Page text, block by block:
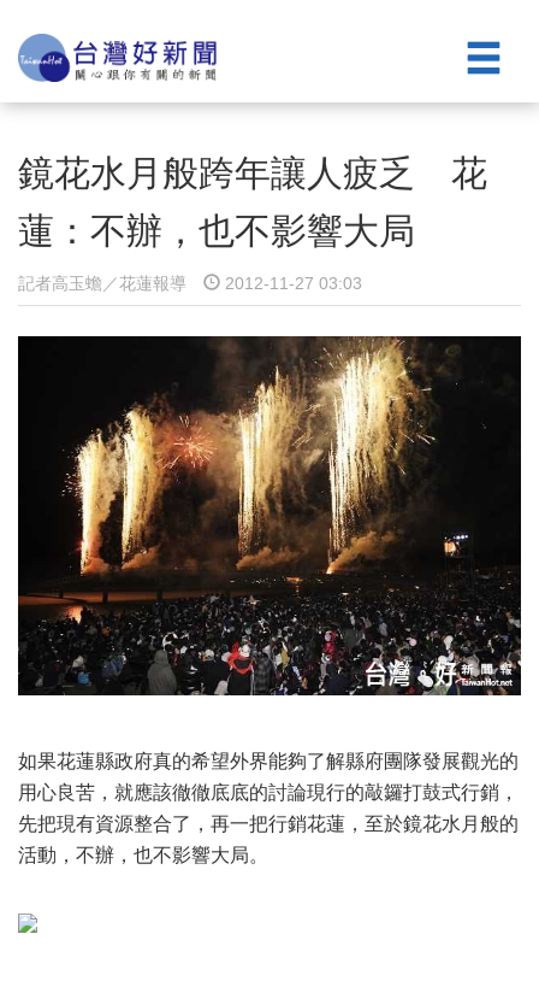
鏡花水月般跨年讓人疲乏 花
蓮：不辦，也不影響大局
記者高玉蟾／花蓮報導 2012-11-27 03:03
如果花蓮縣政府真的希望外界能夠了解縣府團隊發展觀光的
用心良苦，就應該徹徹底底的討論現行的敲鑼打鼓式行銷，
先把現有資源整合了，再一把行銷花蓮，至於鏡花水月般的
活動，不辦，也不影響大局。